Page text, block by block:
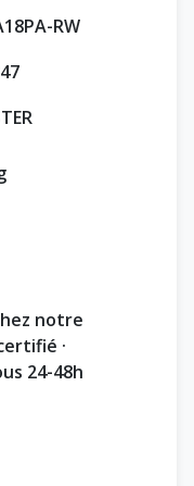
RW
notre
·
24-48h